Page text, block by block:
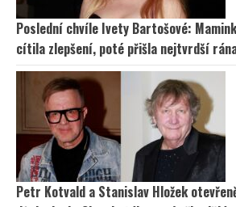
Poslední chvíle Ivety Bartošové:
cítila zlepšení, poté přišla nejtvrdší
Petr Kotvald a Stanislav Hložek